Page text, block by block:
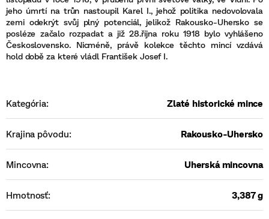
jeho úmrtí na trůn nastoupil Karel I., jehož politika nedovolovala
zemi odekrýt svůj plný potenciál, jelikož Rakousko-Uhersko se
posléze začalo rozpadat a již 28.října roku 1918 bylo vyhlášeno
Československo. Nicméně, právě kolekce těchto mincí vzdává
hold době za které vládl František Josef I.
Kategória: Zlaté historické mince
Krajina pôvodu: Rakousko-Uhersko
Mincovna: Uherská mincovna
Hmotnosť: 3,387 g